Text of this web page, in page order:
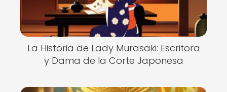
La Historia de Lady Murasaki: Escritora
y Dama de la Corte Japonesa